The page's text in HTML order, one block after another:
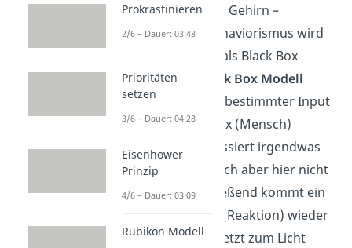
Organismus bzw. im Gehirn –
ignorierst du. Im Behaviorismus wird
das Gehirn nämlich als Black Box
betrachtet. Das
Black Box Modell
beschreibt, dass ein bestimmter Input
(Reiz) in die Black Box (Mensch)
reinkommt. Dort passiert irgendwas
mit dem Reiz, was dich aber hier nicht
interessiert. Anschließend kommt ein
bestimmter Output (Reaktion) wieder
heraus. Ob du dich jetzt zum Licht
Prokrastinieren
2/6 – Dauer: 03:48
Prioritäten
setzen
3/6 – Dauer: 04:28
Eisenhower
Prinzip
4/6 – Dauer: 03:09
Rubikon Modell